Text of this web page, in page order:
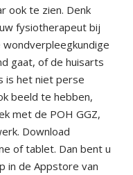
ook te zien. Denk
fysiotherapeut bij
gaat, of de huisarts
is het niet perse
beeld te hebben,
met de POH GGZ,
Download
of tablet. Dan bent u
in de Appstore van